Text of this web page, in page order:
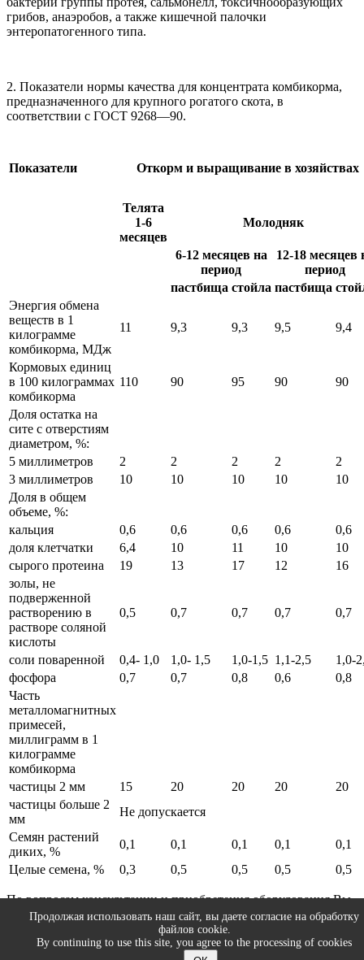
грибов, анаэробов, а также кишечной палочки
энтеропатогенного типа.
2. Показатели нормы качества для концентрата комбикорма,
предназначенного для крупного рогатого скота, в
соответствии с ГОСТ 9268—90.
Показатели Откорм и выращивание в хозяйствах
Телята
1-6
месяцев
Молодняк
6-12 месяцев на
период
12-18 месяцев
период
пастбища стойла пастбища
Энергия обмена
веществ в 1
килограмме
комбикорма, МДж
11 9,3 9,3 9,5 9,4
Кормовых единиц
в 100 килограммах
комбикорма
110 90 95 90 90
Доля остатка на
сите с отверстиям
диаметром, %:
5 миллиметров
2 2 2 2
2
3 миллиметров
10 10 10 10
10
Доля в общем
объеме, %:
кальция
0,6 0,6 0,6 0,6
0,6
доля клетчатки
6,4 10 11 10
10
сырого протеина
19 13 17 12
16
золы, не
подверженной
растворению в
растворе соляной
кислоты
0,5 0,7 0,7 0,7 0,7
соли поваренной 0,4- 1,0 1,0- 1,5 1,0-1,5 1,1-2,5
1,0-
фосфора
0,7 0,7 0,8 0,6
0,8
Часть
металломагнитных
примесей,
миллиграмм в 1
килограмме
комбикорма
частицы 2 мм
15 20 20 20
20
частицы больше 2
мм
Не допускается
Семян растений
диких, %
0,1 0,1 0,1 0,1
0,1
Целые семена, %
0,3 0,5 0,5 0,5 0,5
По вопросам консультации и приобретения оборудования Вы
всегда можете обратиться к специалистам компании ООО
Продолжая использовать наш сайт, вы даете согласие на обработку
файлов cookie.
By continuing to use this site, you agree to the processing of cookies